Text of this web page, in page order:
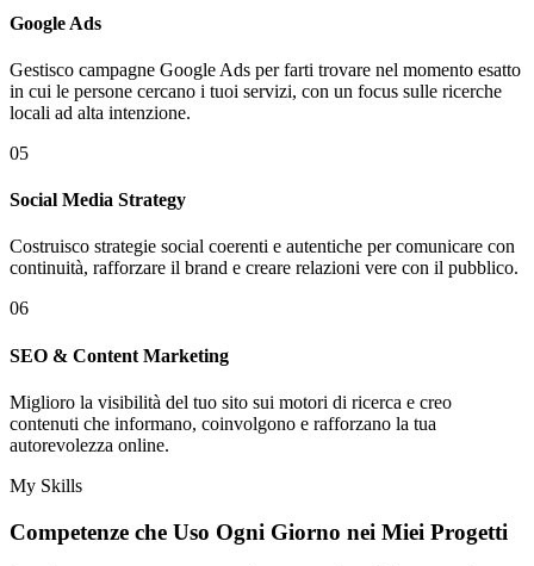
Google Ads
Gestisco campagne Google Ads per farti trovare nel momento esatto
in cui le persone cercano i tuoi servizi, con un focus sulle ricerche
locali ad alta intenzione.
05
Social Media Strategy
Costruisco strategie social coerenti e autentiche per comunicare con
continuità, rafforzare il brand e creare relazioni vere con il pubblico.
06
SEO & Content Marketing
Miglioro la visibilità del tuo sito sui motori di ricerca e creo
contenuti che informano, coinvolgono e rafforzano la tua
autorevolezza online.
My Skills
Competenze che Uso Ogni Giorno nei Miei Progetti